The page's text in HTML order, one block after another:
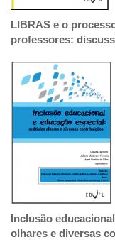
LIBRAS e o
professores:
Inclusão
olhares e diversas